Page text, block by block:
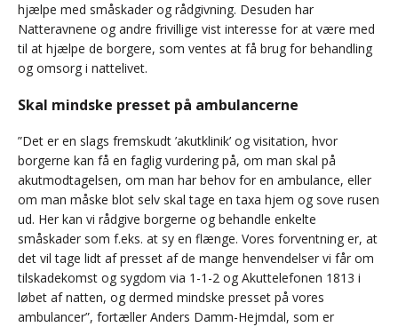
hjælpe med småskader og rådgivning. Desuden har
Natteravnene og andre frivillige vist interesse for at være med
til at hjælpe de borgere, som ventes at få brug for behandling
og omsorg i nattelivet.
Skal mindske presset på ambulancerne
”Det er en slags fremskudt ’akutklinik’ og visitation, hvor
borgerne kan få en faglig vurdering på, om man skal på
akutmodtagelsen, om man har behov for en ambulance, eller
om man måske blot selv skal tage en taxa hjem og sove rusen
ud. Her kan vi rådgive borgerne og behandle enkelte
småskader som f.eks. at sy en flænge. Vores forventning er, at
det vil tage lidt af presset af de mange henvendelser vi får om
tilskadekomst og sygdom via 1-1-2 og Akuttelefonen 1813 i
løbet af natten, og dermed mindske presset på vores
ambulancer”, fortæller Anders Damm-Hejmdal, som er